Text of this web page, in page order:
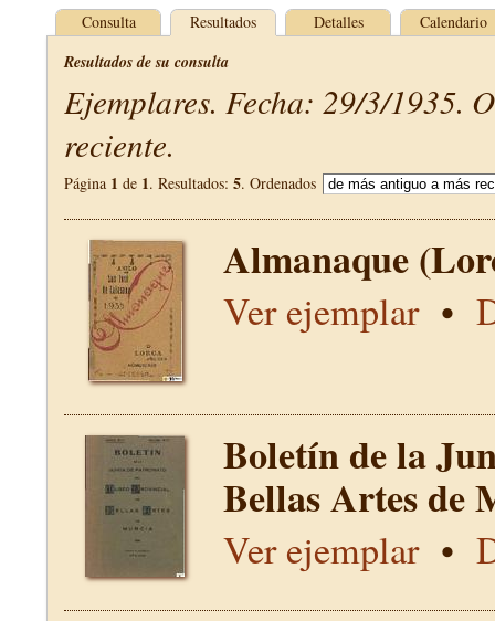
Consulta Resultados Detalles Calendario
Resultados de su consulta
Ejemplares. Fecha: 29/3/1935.
reciente.
Página 1 de 1. Resultados: 5. Ordenados
Almanaque
Ver ejemplar•
Boletín de la
Bellas Artes
Ver ejemplar•